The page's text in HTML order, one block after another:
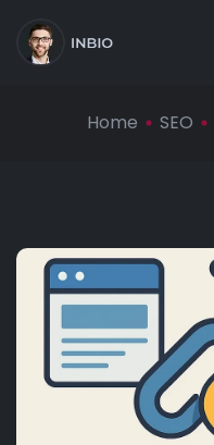
Home SEO